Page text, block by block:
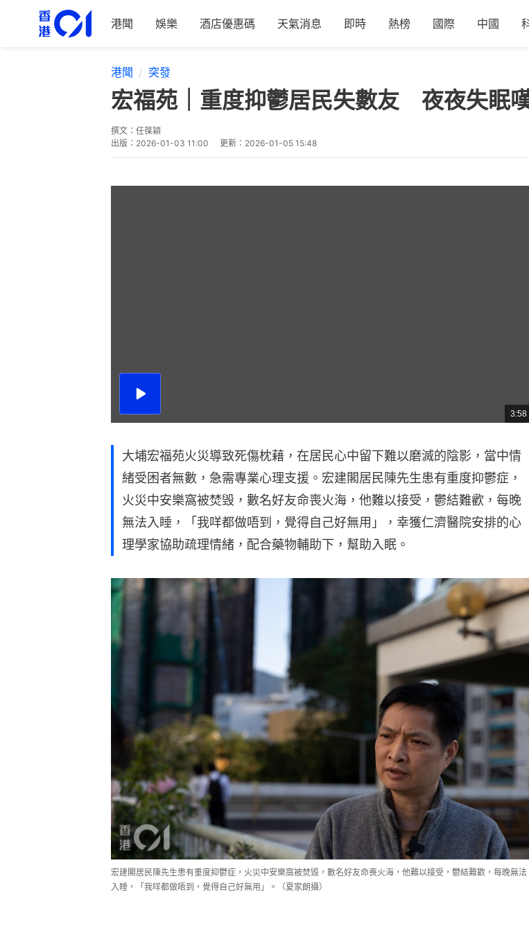
港聞 娛樂 酒店優惠碼 天氣消息 即時 熱榜 國際 中國
港聞 突發
宏福苑｜重度抑鬱居民失數友 夜夜失眠
撰文： 任葆穎
出版： 2026-01-03 11:00 更新： 2026-01-05 15:48
播
總
共
3:58
大埔宏福苑火災導致死傷枕藉，在居民心中留下難以磨滅的陰影，當中情
緒受困者無數，急需專業心理支援。宏建閣居民陳先生患有重度抑鬱症，
火災中安樂窩被焚毁，數名好友命喪火海，他難以接受，鬱結難歡，每晚
無法入睡，「我咩都做唔到，覺得自己好無用」，幸獲仁濟醫院安排的心
理學家協助疏理情緒，配合藥物輔助下，幫助入眠。
宏建閣居民陳先生患有重度抑鬱症，火災中安樂窩被焚毁，數名好友命喪火海，他難以接受，鬱結難歡，每晚無法
入睡，「我咩都做唔到，覺得自己好無用」。（夏家朗攝）